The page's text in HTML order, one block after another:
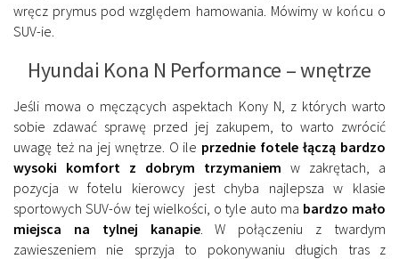
wręcz prymus pod względem hamowania. Mówimy w końcu o
SUV-ie.
Hyundai Kona N Performance – wnętrze
Jeśli mowa o męczących aspektach Kony N, z których warto
sobie zdawać sprawę przed jej zakupem, to warto zwrócić
uwagę też na jej wnętrze. O ile przednie fotele łączą bardzo
wysoki komfort z dobrym trzymaniem w zakrętach, a
pozycja w fotelu kierowcy jest chyba najlepsza w klasie
sportowych SUV-ów tej wielkości, o tyle auto ma bardzo mało
miejsca na tylnej kanapie. W połączeniu z twardym
zawieszeniem nie sprzyja to pokonywaniu długich tras z